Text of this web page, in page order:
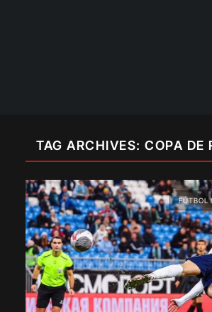
TAG ARCHIVES: COPA DE
FÚTBOL